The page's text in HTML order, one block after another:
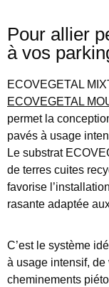
Pour allier
à vos
ECOVEGETAL
ECOVEGETAL
permet la
pavés à usage
Le substrat
de terres cuites
favorise
rasante adaptée
C’est le système
à usage intensif,
cheminements